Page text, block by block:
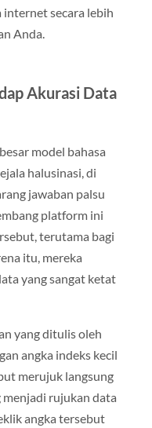
internet secara lebih
Anda.
Akurasi Data
model bahasa
halusinasi, di
jawaban palsu
platform ini
terutama bagi
itu, mereka
yang sangat ketat
yang ditulis oleh
angka indeks kecil
merujuk langsung
menjadi rujukan data
angka tersebut